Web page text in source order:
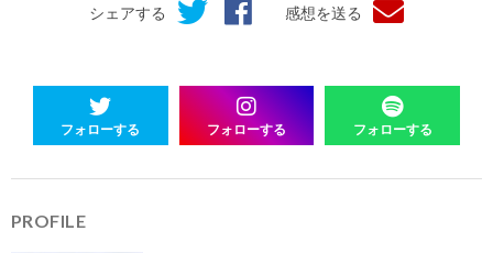
フォローする フォローする フォローする
シェアする 感想を送る
PROFILE